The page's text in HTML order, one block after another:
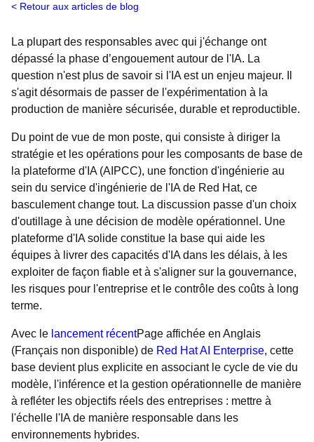
Retour aux articles de blog
La plupart des responsables avec qui j'échange ont
dépassé la phase d’engouement autour de l'IA. La
question n'est plus de savoir si l'IA est un enjeu majeur. Il
s'agit désormais de passer de l'expérimentation à la
production de manière sécurisée, durable et reproductible.
Du point de vue de mon poste, qui consiste à diriger la
stratégie et les opérations pour les composants de base de
la plateforme d'IA (AIPCC), une fonction d'ingénierie au
sein du service d'ingénierie de l'IA de Red Hat, ce
basculement change tout. La discussion passe d'un choix
d'outillage à une décision de modèle opérationnel. Une
plateforme d'IA solide constitue la base qui aide les
équipes à livrer des capacités d'IA dans les délais, à les
exploiter de façon fiable et à s'aligner sur la gouvernance,
les risques pour l'entreprise et le contrôle des coûts à long
terme.
Avec le lancement récentPage affichée en Anglais
(Français non disponible) de Red Hat AI Enterprise, cette
base devient plus explicite en associant le cycle de vie du
modèle, l'inférence et la gestion opérationnelle de manière
à refléter les objectifs réels des entreprises : mettre à
l'échelle l'IA de manière responsable dans les
environnements hybrides.